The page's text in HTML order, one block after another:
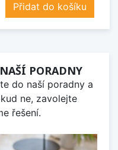
Přidat do košíku
PORADNY
do naší poradny a
ne, zavolejte
řešení.